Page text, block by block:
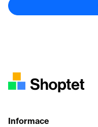
Informace